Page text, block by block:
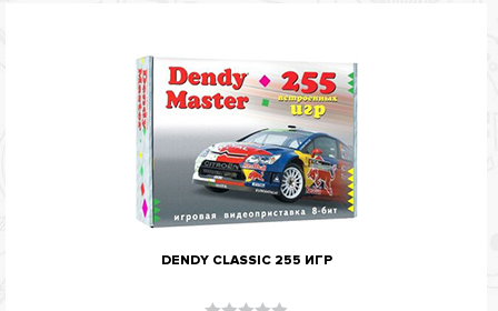
DENDY CLASSIC 255 ИГР